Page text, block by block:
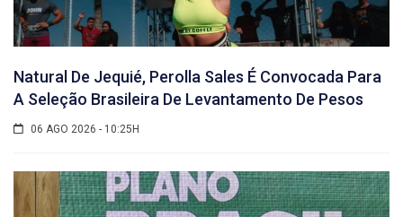
Natural De Jequié, Perolla Sales É Convocada Para
A Seleção Brasileira De Levantamento De Pesos
06 AGO 2026 - 10:25H